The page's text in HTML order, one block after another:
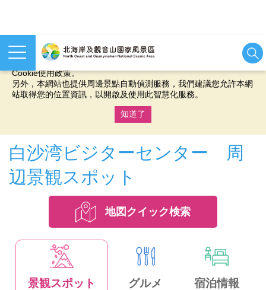
本網站使用cookies等相關技術以持續優化網站服務，並有助於為
您提供更佳的體驗，當您繼續使用本網站即表示您同意我們的
Cookie使用政策。
另外，本網站也提供周邊景點自動偵測服務，我們建議您允許本網
站取得您的位置資訊，以開啟及使用此智慧化服務。
知道了
白沙湾ビジターセンター 周
辺景観スポット
地図クイック検索
景観スポット グルメ 宿泊情報